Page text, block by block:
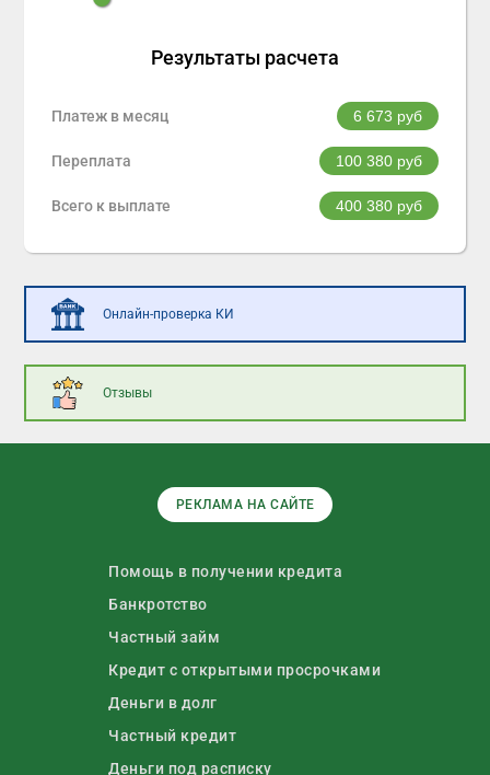
Результаты расчета
Платеж в месяц 6 673 руб
Переплата 100 380руб
Всего к выплате 400 380руб
Онлайн-проверка КИ
Отзывы
РЕКЛАМА НА САЙТЕ
Помощь в получении кредита
Банкротство
Частный займ
Кредит с открытыми просрочками
Деньги в долг
Частный кредит
Деньги под расписку